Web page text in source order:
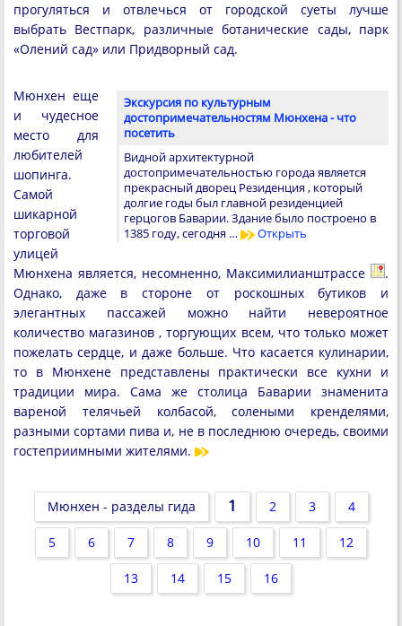
прогуляться и отвлечься от городской суеты лучше
выбрать Вестпарк, различные ботанические сады, парк
«Олений сад» или Придворный сад.
Экскурсия по культурным
достопримечательностям Мюнхена - что
посетить
Видной архитектурной
достопримечательностью города является
прекрасный дворец Резиденция , который
долгие годы был главной резиденцией
герцогов Баварии. Здание было построено в
1385 году, сегодня …
Открыть
Мюнхен еще
и чудесное
место для
любителей
шопинга.
Самой
шикарной
торговой
улицей
Мюнхена является, несомненно, Максимилианштрассе
.
Однако, даже в стороне от роскошных бутиков и
элегантных пассажей можно найти невероятное
количество магазинов , торгующих всем, что только может
пожелать сердце, и даже больше. Что касается кулинарии,
то в Мюнхене представлены практически все кухни и
традиции мира. Сама же столица Баварии знаменита
вареной телячьей колбасой, солеными кренделями,
разными сортами пива и, не в последнюю очередь, своими
гостеприимными жителями.
Мюнхен - разделы гида 1 2 3 4
5 6 7 8 9 10 11 12
13 14 15 16